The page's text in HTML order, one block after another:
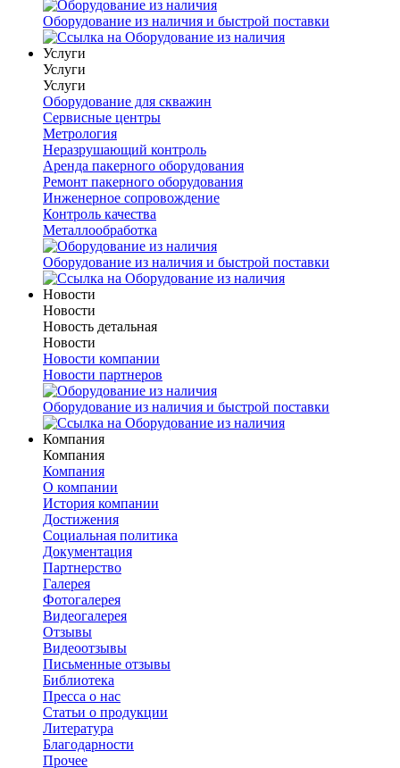
Оборудование из наличия и быстрой поставки
Услуги
Услуги
Услуги
Оборудование для скважин
Сервисные центры
Метрология
Неразрушающий контроль
Аренда пакерного оборудования
Ремонт пакерного оборудования
Инженерное сопровождение
Контроль качества
Металлообработка
Оборудование из наличия и быстрой поставки
Новости
Новости
Новость детальная
Новости
Новости компании
Новости партнеров
Оборудование из наличия и быстрой поставки
Компания
Компания
Компания
О компании
История компании
Достижения
Социальная политика
Документация
Партнерство
Галерея
Фотогалерея
Видеогалерея
Отзывы
Видеоотзывы
Письменные отзывы
Библиотека
Пресса о нас
Статьи о продукции
Литература
Благодарности
Прочее